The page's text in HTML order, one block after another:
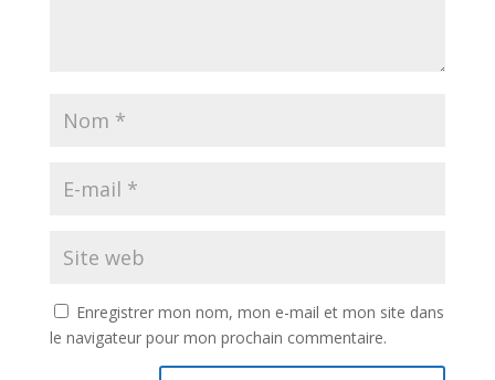
Enregistrer mon nom, mon e-mail et mon site dans
le navigateur pour mon prochain commentaire.